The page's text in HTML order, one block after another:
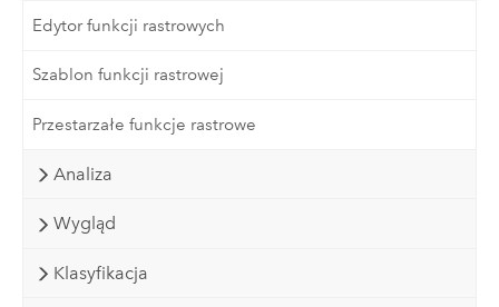
Edytor funkcji rastrowych
Szablon funkcji rastrowej
Przestarzałe funkcje rastrowe
Analiza
Wygląd
Klasyfikacja